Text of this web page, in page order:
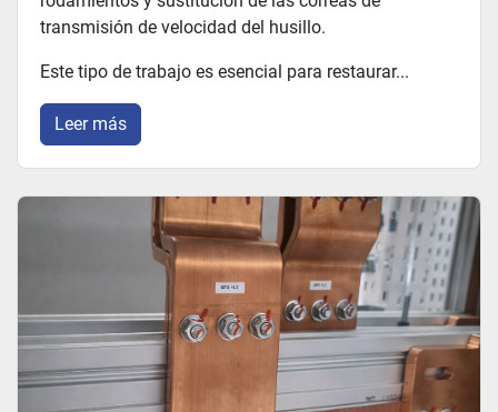
transmisión de velocidad del husillo.
Este tipo de trabajo es esencial para restaurar...
Leer más